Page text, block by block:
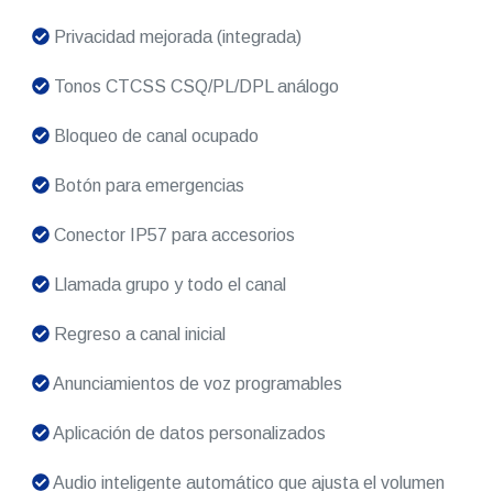
Privacidad mejorada (integrada)
Tonos CTCSS CSQ/PL/DPL análogo
Bloqueo de canal ocupado
Botón para emergencias
Conector IP57 para accesorios
Llamada grupo y todo el canal
Regreso a canal inicial
Anunciamientos de voz programables
Aplicación de datos personalizados
Audio inteligente automático que ajusta el volumen